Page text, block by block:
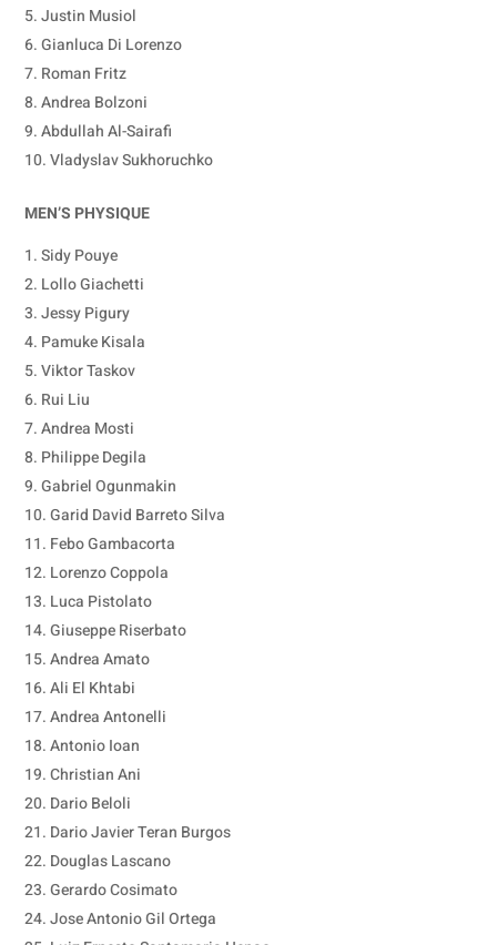
Justin Musiol
Gianluca Di Lorenzo
Roman Fritz
Andrea Bolzoni
Abdullah Al-Sairafi
Vladyslav Sukhoruchko
MEN’S PHYSIQUE
Sidy Pouye
Lollo Giachetti
Jessy Pigury
Pamuke Kisala
Viktor Taskov
Rui Liu
Andrea Mosti
Philippe Degila
Gabriel Ogunmakin
Garid David Barreto Silva
Febo Gambacorta
Lorenzo Coppola
Luca Pistolato
Giuseppe Riserbato
Andrea Amato
Ali El Khtabi
Andrea Antonelli
Antonio Ioan
Christian Ani
Dario Beloli
Dario Javier Teran Burgos
Douglas Lascano
Gerardo Cosimato
Jose Antonio Gil Ortega